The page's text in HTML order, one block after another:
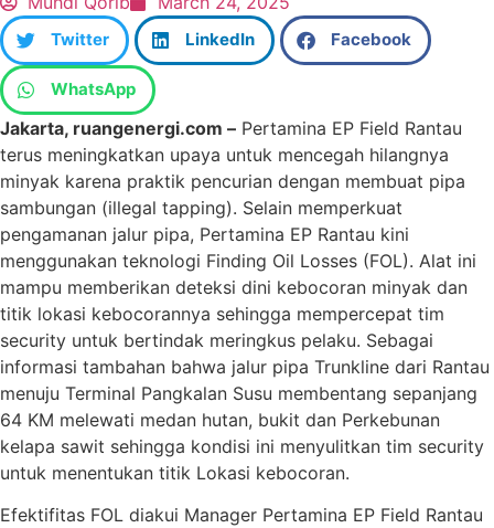
Twitter LinkedIn Facebook
WhatsApp
Jakarta, ruangenergi.com – Pertamina EP Field Rantau
terus meningkatkan upaya untuk mencegah hilangnya
minyak karena praktik pencurian dengan membuat pipa
sambungan (illegal tapping). Selain memperkuat
pengamanan jalur pipa, Pertamina EP Rantau kini
menggunakan teknologi Finding Oil Losses (FOL). Alat ini
mampu memberikan deteksi dini kebocoran minyak dan
titik lokasi kebocorannya sehingga mempercepat tim
security untuk bertindak meringkus pelaku. Sebagai
informasi tambahan bahwa jalur pipa Trunkline dari Rantau
menuju Terminal Pangkalan Susu membentang sepanjang
64 KM melewati medan hutan, bukit dan Perkebunan
kelapa sawit sehingga kondisi ini menyulitkan tim security
untuk menentukan titik Lokasi kebocoran.
Efektifitas FOL diakui Manager Pertamina EP Field Rantau